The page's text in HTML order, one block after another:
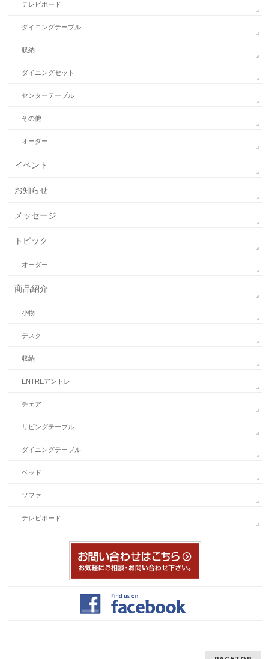
テレビボード
ダイニングテーブル
収納
ダイニングセット
センターテーブル
その他
オーダー
イベント
お知らせ
メッセージ
トピック
オーダー
商品紹介
小物
デスク
収納
ENTREアントレ
チェア
リビングテーブル
ダイニングテーブル
ベッド
ソファ
テレビボード